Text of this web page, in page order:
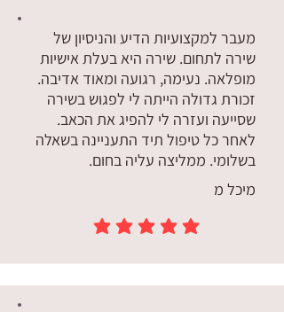
מעבר למקצועיות הדיע והניסיון של
שירה לתחום. שירה היא בעלת אישיות
מופלאה. נעימה, רגועה ומאוד אדיבה.
זכורת גדולה הייתה לי לפגוש בשירה
שסייעה ועזרה לי להפיג את הכאב.
לאחר כל טיפול תיד התעניינה בשאלה
בשלומי. ממליצה עליה בחום.
מיכל מ
הדירוג הממוצא הוא 5 מתוך 5